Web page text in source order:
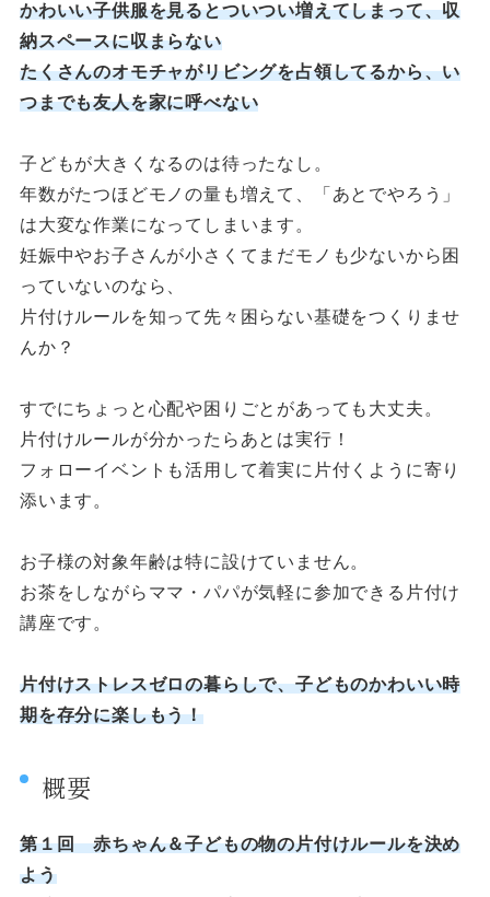
かわいい子供服を見るとついつい増えてしまって、収
納スペースに収まらない
たくさんのオモチャがリビングを占領してるから、い
つまでも友人を家に呼べない
子どもが大きくなるのは待ったなし。
年数がたつほどモノの量も増えて、「あとでやろう」
は大変な作業になってしまいます。
妊娠中やお子さんが小さくてまだモノも少ないから困
っていないのなら、
片付けルールを知って先々困らない基礎をつくりませ
んか？
すでにちょっと心配や困りごとがあっても大丈夫。
片付けルールが分かったらあとは実行！
フォローイベントも活用して着実に片付くように寄り
添います。
お子様の対象年齢は特に設けていません。
お茶をしながらママ・パパが気軽に参加できる片付け
講座です。
片付けストレスゼロの暮らしで、子どものかわいい時
期を存分に楽しもう！
概要
第１回 赤ちゃん＆子どもの物の片付けルールを決め
よう